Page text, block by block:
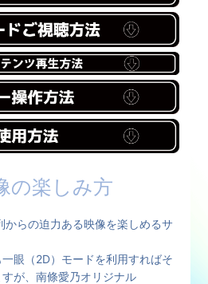
の楽しみ方
からの迫力ある映像を楽しめるサ
眼（2D）モードを利用すればそ
が、南條愛乃オリジナル